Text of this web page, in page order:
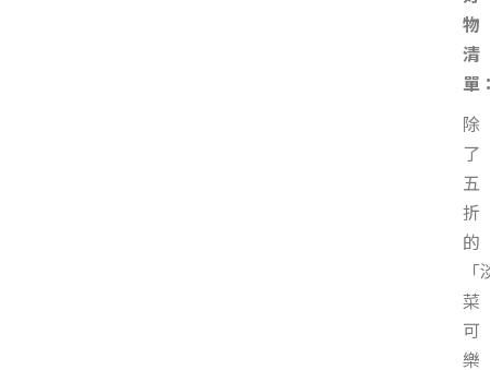
物
清
單
除
了
五
折
的
「
菜
可
樂